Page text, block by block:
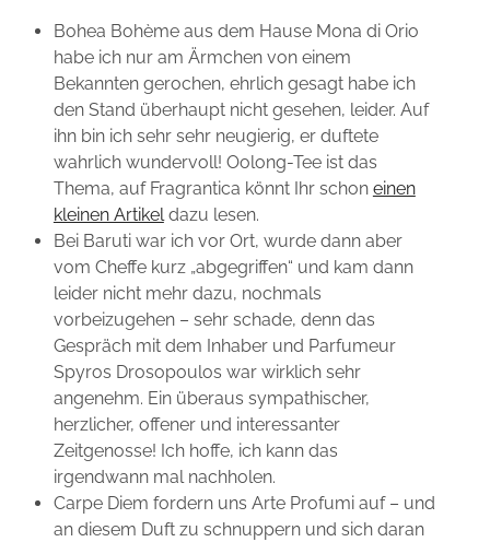
Bohea Bohème aus dem Hause Mona di Orio
habe ich nur am Ärmchen von einem
Bekannten gerochen, ehrlich gesagt habe ich
den Stand überhaupt nicht gesehen, leider. Auf
ihn bin ich sehr sehr neugierig, er duftete
wahrlich wundervoll! Oolong-Tee ist das
Thema, auf Fragrantica könnt Ihr schon einen
kleinen Artikeldazu lesen.
Bei Baruti war ich vor Ort, wurde dann aber
vom Cheffe kurz „abgegriffen“ und kam dann
leider nicht mehr dazu, nochmals
vorbeizugehen – sehr schade, denn das
Gespräch mit dem Inhaber und Parfumeur
Spyros Drosopoulos war wirklich sehr
angenehm. Ein überaus sympathischer,
herzlicher, offener und interessanter
Zeitgenosse! Ich hoffe, ich kann das
irgendwann mal nachholen.
Carpe Diem fordern uns Arte Profumi auf – und
an diesem Duft zu schnuppern und sich daran